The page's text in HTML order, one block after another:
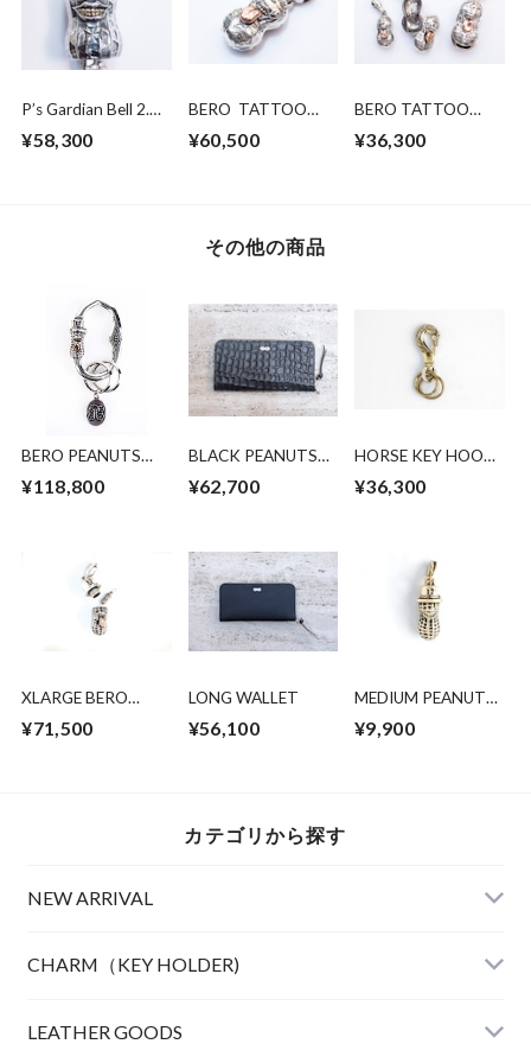
P’s Gardian Bell 2.
¥58,300
BERO TATTOO
slidetype
¥60,500
BERO TATTOO
slidetype
¥36,300
その他の商品
BERO PEANUTS
COPPER
¥118,800
BLACK PEANUTS
限定販売)
¥62,700
HORSE KEY HOOK
¥36,300
XLARGE BERO
K10PG
¥71,500
LONG WALLET
¥56,100
MEDIUM PEANUTS
¥9,900
カテゴリから探す
NEW ARRIVAL
LEATHER
CHARM（KEY HOLDER)
LEATHER GOODS